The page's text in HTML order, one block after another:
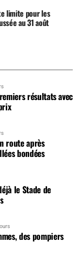
limite pour les
au 31 août
résultats avec
route après
bondées
le Stade de
des pompiers